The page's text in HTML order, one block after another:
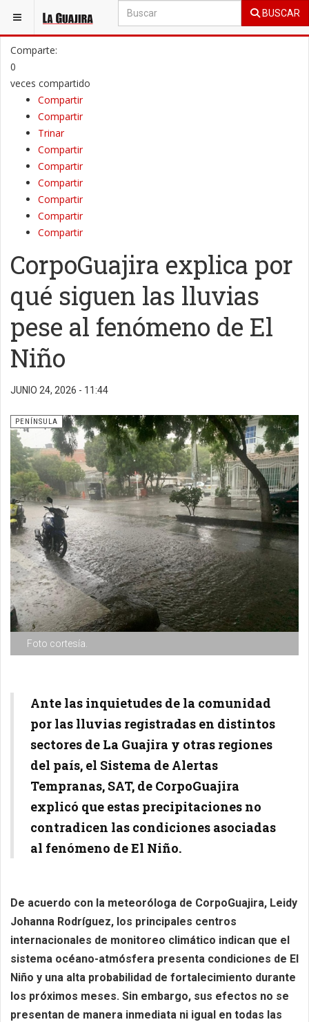
BUSCAR
ESTÁ AQUÍ: LA GUAJIRA PENÍNSULA
Comparte:
0
veces compartido
Compartir
Compartir
Trinar
Compartir
Compartir
Compartir
Compartir
Compartir
Compartir
CorpoGuajira explica por
qué siguen las lluvias
pese al fenómeno de El
Niño
JUNIO 24, 2026 - 11:44
Foto cortesía.
PENÍNSULA
Ante las inquietudes de la comunidad
por las lluvias registradas en distintos
sectores de La Guajira y otras regiones
del país, el Sistema de Alertas
Tempranas, SAT, de CorpoGuajira
explicó que estas precipitaciones no
contradicen las condiciones asociadas
al fenómeno de El Niño.
De acuerdo con la meteoróloga de CorpoGuajira, Leidy
Johanna Rodríguez, los principales centros
internacionales de monitoreo climático indican que el
sistema océano-atmósfera presenta condiciones de El
Niño y una alta probabilidad de fortalecimiento durante
los próximos meses. Sin embargo, sus efectos no se
presentan de manera inmediata ni igual en todas las